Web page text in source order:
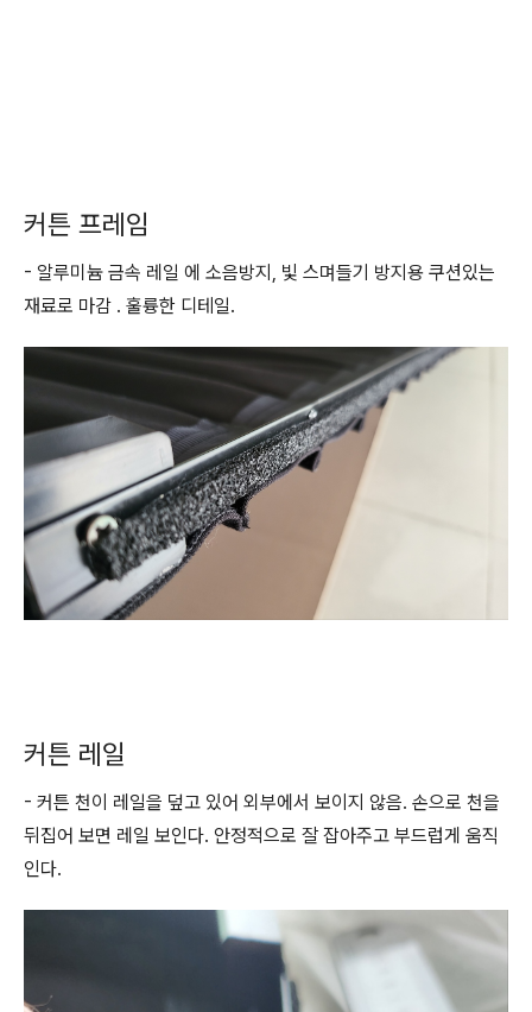
커튼 프레임
- 알루미늄 금속 레일 에 소음방지, 빛 스며들기 방지용 쿠션있는
재료로 마감 . 훌륭한 디테일.
커튼 레일
- 커튼 천이 레일을 덮고 있어 외부에서 보이지 않음. 손으로 천을
뒤집어 보면 레일 보인다. 안정적으로 잘 잡아주고 부드럽게 움직
인다.